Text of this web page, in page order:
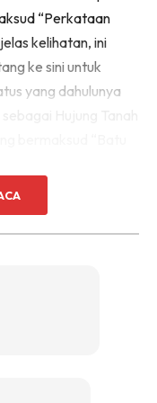
“Perkataan
kelihatan, ini
ke sini untuk
yang dahulunya